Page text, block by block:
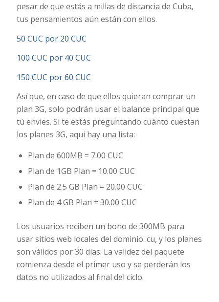
pesar de que estás a millas de distancia de Cuba,
tus pensamientos aún están con ellos.
50 CUC por 20 CUC
100 CUC por 40 CUC
150 CUC por 60 CUC
Así que, en caso de que ellos quieran comprar un
plan 3G, solo podrán usar el balance principal que
tú envíes. Si te estás preguntando cuánto cuestan
los planes 3G, aquí hay una lista:
Plan de 600MB = 7.00 CUC
Plan de 1GB Plan = 10.00 CUC
Plan de 2.5 GB Plan = 20.00 CUC
Plan de 4 GB Plan = 30.00 CUC
Los usuarios reciben un bono de 300MB para
usar sitios web locales del dominio .cu, y los planes
son válidos por 30 días. La validez del paquete
comienza desde el primer uso y se perderán los
datos no utilizados al final del ciclo.